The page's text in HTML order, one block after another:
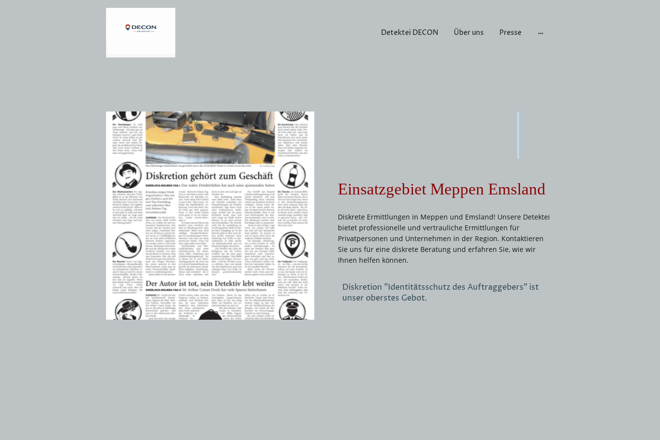
Detektei DECON Über uns Presse
Einsatzgebiet Meppen Emsland
Diskrete Ermittlungen in Meppen und Emsland! Unsere Detektei
bietet professionelle und vertrauliche Ermittlungen für
Privatpersonen und Unternehmen in der Region. Kontaktieren
Sie uns für eine diskrete Beratung und erfahren Sie, wie wir
Ihnen helfen können.
Diskretion "Identitätsschutz des Auftraggebers" ist
unser oberstes Gebot.